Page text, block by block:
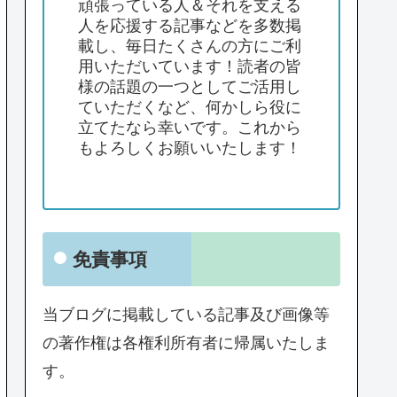
頑張っている人＆それを支える
人を応援する記事などを多数掲
載し、毎日たくさんの方にご利
用いただいています！読者の皆
様の話題の一つとしてご活用し
ていただくなど、何かしら役に
立てたなら幸いです。これから
もよろしくお願いいたします！
免責事項
当ブログに掲載している記事及び画像等
の著作権は各権利所有者に帰属いたしま
す。